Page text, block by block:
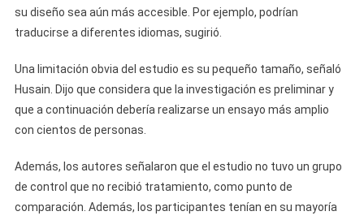
su diseño sea aún más accesible. Por ejemplo, podrían
traducirse a diferentes idiomas, sugirió.
Una limitación obvia del estudio es su pequeño tamaño, señaló
Husain. Dijo que considera que la investigación es preliminar y
que a continuación debería realizarse un ensayo más amplio
con cientos de personas.
Además, los autores señalaron que el estudio no tuvo un grupo
de control que no recibió tratamiento, como punto de
comparación. Además, los participantes tenían en su mayoría